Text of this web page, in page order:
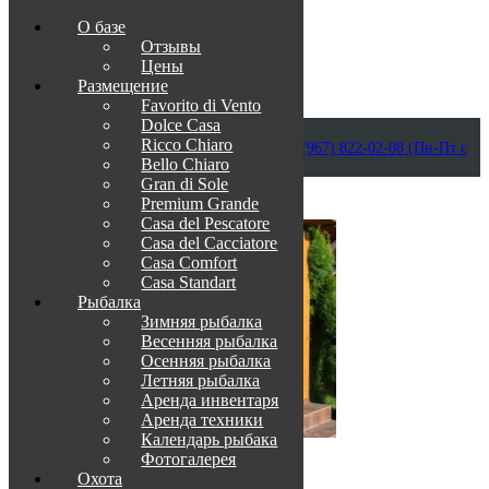
Приветствуем в Венеции на Каспии!
info@otdih-v-astrakhani.ru Как нас найти
+7 (967) 822-02-08 (Пн-Пт с
09:00 до 18:00)
Забронировать
О нас
О базе
Отзывы
Цены
Размещение
Favorito di Vento
Dolce Casa
Ricco Chiaro
Bello Chiaro
Gran di Sole
Premium Grande
Casa del Pescatore
Casa del Cacсiatore
Casa Comfort
Casa Standart
Рыбалка
Зимняя рыбалка
Весенняя рыбалка
Осенняя рыбалка
Летняя рыбалка
Аренда инвентаря
Аренда техники
Календарь рыбака
Фотогалерея
Охота